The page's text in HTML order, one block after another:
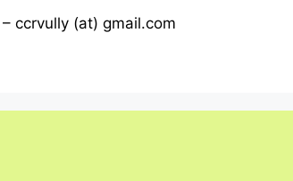
ccrvully (at) gmail.com